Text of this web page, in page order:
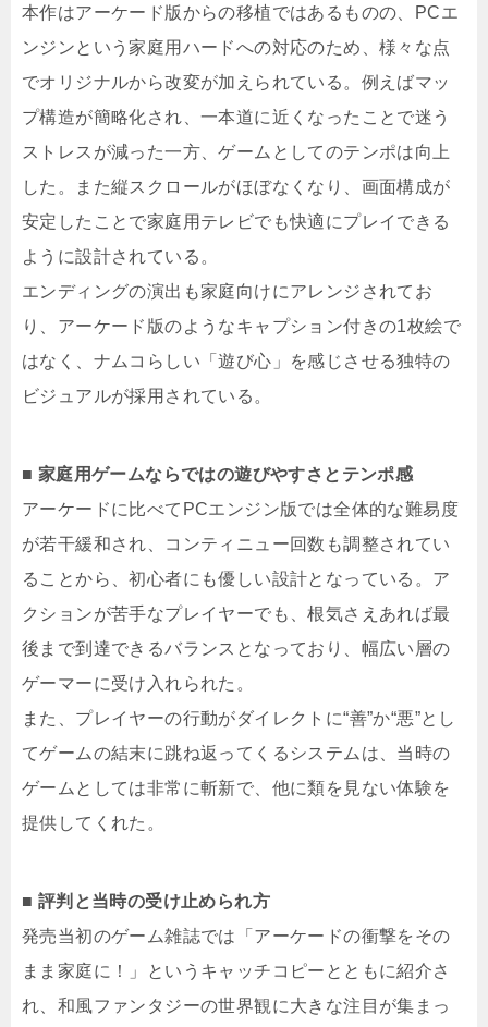
本作はアーケード版からの移植ではあるものの、PCエ
ンジンという家庭用ハードへの対応のため、様々な点
でオリジナルから改変が加えられている。例えばマッ
プ構造が簡略化され、一本道に近くなったことで迷う
ストレスが減った一方、ゲームとしてのテンポは向上
した。また縦スクロールがほぼなくなり、画面構成が
安定したことで家庭用テレビでも快適にプレイできる
ように設計されている。
エンディングの演出も家庭向けにアレンジされてお
り、アーケード版のようなキャプション付きの1枚絵で
はなく、ナムコらしい「遊び心」を感じさせる独特の
ビジュアルが採用されている。
■ 家庭用ゲームならではの遊びやすさとテンポ感
アーケードに比べてPCエンジン版では全体的な難易度
が若干緩和され、コンティニュー回数も調整されてい
ることから、初心者にも優しい設計となっている。ア
クションが苦手なプレイヤーでも、根気さえあれば最
後まで到達できるバランスとなっており、幅広い層の
ゲーマーに受け入れられた。
また、プレイヤーの行動がダイレクトに“善”か“悪”とし
てゲームの結末に跳ね返ってくるシステムは、当時の
ゲームとしては非常に斬新で、他に類を見ない体験を
提供してくれた。
■ 評判と当時の受け止められ方
発売当初のゲーム雑誌では「アーケードの衝撃をその
まま家庭に！」というキャッチコピーとともに紹介さ
れ、和風ファンタジーの世界観に大きな注目が集まっ